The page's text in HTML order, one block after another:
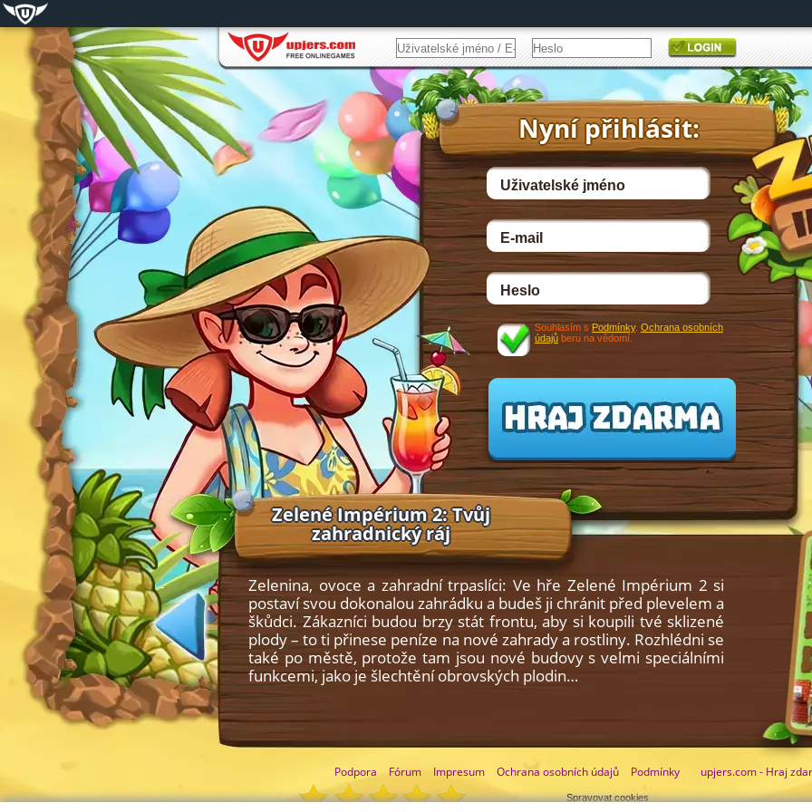
Zelené Impérium 2: Tvůj
zahradnický ráj
Zelenina, ovoce a zahradní trpaslíci: Ve hře Zelené Impérium 2 si
postaví svou dokonalou zahrádku a budeš ji chránit před plevelem a
škůdci. Zákazníci budou brzy stát frontu, aby si koupili tvé sklizené
plody – to ti přinese peníze na nové zahrady a rostliny. Rozhlédni se
také po městě, protože tam jsou nové budovy s velmi speciálními
funkcemi, jako je šlechtění obrovských plodin…
Souhlasím s Podmínky. Ochrana osobních
údajůberu na vědomí.
Podpora Fórum Impresum Ochrana osobních údajů Podmínky upjers.com - Hraj
Spravovat cookies